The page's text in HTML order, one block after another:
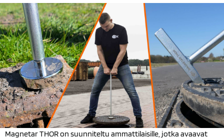
Magnetar THOR on suunniteltu ammattilaisille, jotka avaavat